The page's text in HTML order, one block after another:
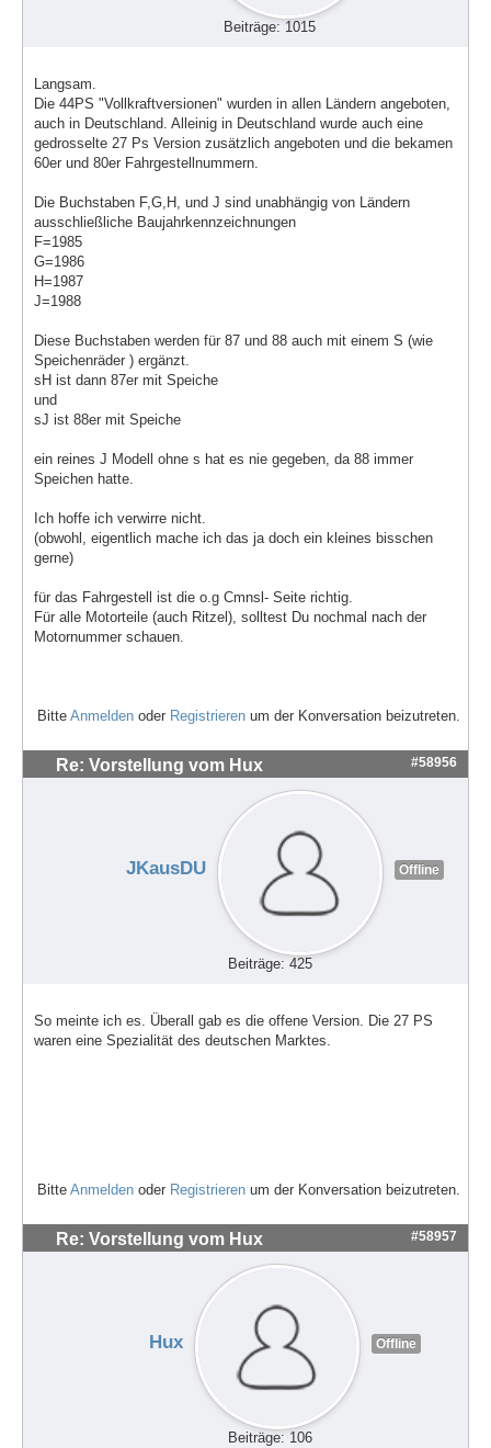
Beiträge: 1015
Langsam.
Die 44PS "Vollkraftversionen" wurden in allen Ländern angeboten,
auch in Deutschland. Alleinig in Deutschland wurde auch eine
gedrosselte 27 Ps Version zusätzlich angeboten und die bekamen
60er und 80er Fahrgestellnummern.
Die Buchstaben F,G,H, und J sind unabhängig von Ländern
ausschließliche Baujahrkennzeichnungen
F=1985
G=1986
H=1987
J=1988
Diese Buchstaben werden für 87 und 88 auch mit einem S (wie
Speichenräder ) ergänzt.
sH ist dann 87er mit Speiche
und
sJ ist 88er mit Speiche
ein reines J Modell ohne s hat es nie gegeben, da 88 immer
Speichen hatte.
Ich hoffe ich verwirre nicht.
(obwohl, eigentlich mache ich das ja doch ein kleines bisschen
gerne)
für das Fahrgestell ist die o.g Cmnsl- Seite richtig.
Für alle Motorteile (auch Ritzel), solltest Du nochmal nach der
Motornummer schauen.
Bitte Anmelden oder Registrieren um der Konversation beizutreten.
Re: Vorstellung vom Hux #58956
JKausDU Offline
Beiträge: 425
So meinte ich es. Überall gab es die offene Version. Die 27 PS
waren eine Spezialität des deutschen Marktes.
Bitte Anmelden oder Registrieren um der Konversation beizutreten.
Re: Vorstellung vom Hux #58957
Hux Offline
Beiträge: 106